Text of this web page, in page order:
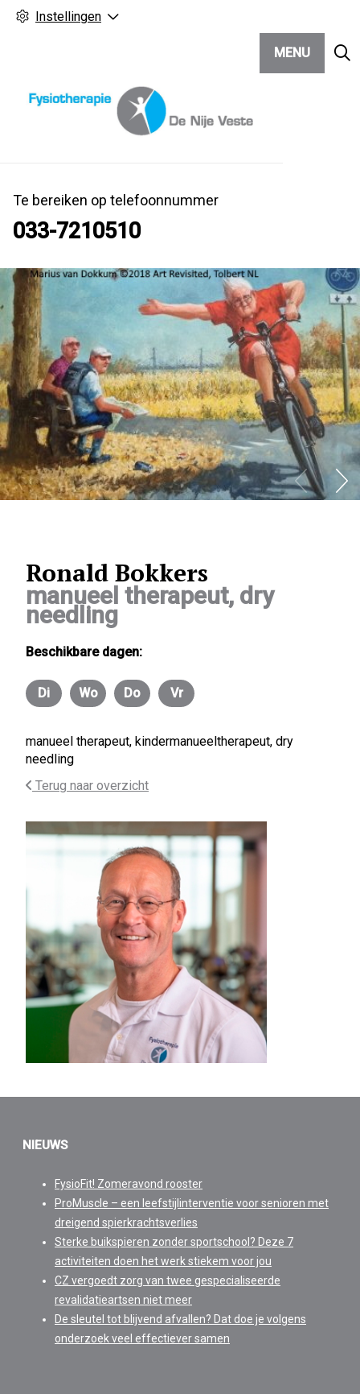
Instellingen
Te bereiken op telefoonnummer
033-7210510
MENU
Ronald Bokkers
manueel therapeut, dry
needling
Beschikbare dagen:
Dinsdag
Di
Woensdag
Wo
Donderdag
Do
Vrijdag
Vr
manueel therapeut, kindermanueeltherapeut, dry
needling
Terug naar overzicht
NIEUWS
FysioFit! Zomeravond rooster
ProMuscle – een leefstijlinterventie voor senioren met
dreigend spierkrachtsverlies
Sterke buikspieren zonder sportschool? Deze 7
activiteiten doen het werk stiekem voor jou
CZ vergoedt zorg van twee gespecialiseerde
revalidatieartsen niet meer
De sleutel tot blijvend afvallen? Dat doe je volgens
onderzoek veel effectiever samen